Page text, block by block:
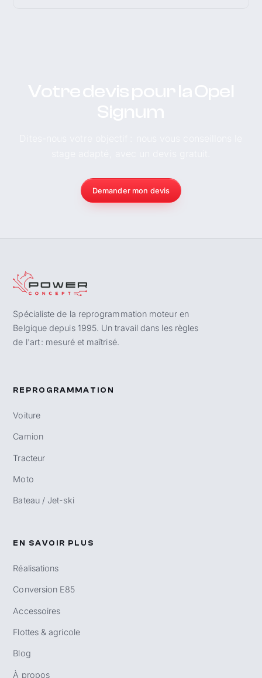
Demander mon devis
Spécialiste de la reprogrammation moteur en
Belgique depuis 1995. Un travail dans les règles
de l'art : mesuré et maîtrisé.
REPROGRAMMATION
Voiture
Camion
Tracteur
Moto
Bateau / Jet-ski
EN SAVOIR PLUS
Réalisations
Conversion E85
Accessoires
Flottes & agricole
Blog
À propos